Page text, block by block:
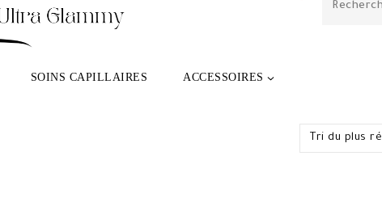
SOINS CAPILLAIRES ACCESSOIRES